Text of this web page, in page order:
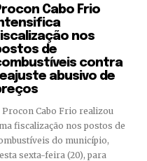
Cabo Frio
nos
de
contra
abusivo de
Procon Cabo Frio realizou
fiscalização nos postos de
do município,
sexta-feira (20), para